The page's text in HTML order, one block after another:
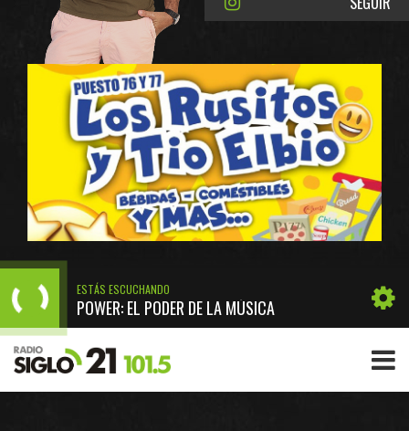
ESTÁS ESCUCHANDO
POWER: EL PODER DE LA MÚSICA